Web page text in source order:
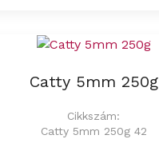
Catty 5mm 250g
Cikkszám:
Catty 5mm 250g 42